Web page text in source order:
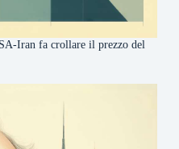
Iran fa crollare il prezzo del